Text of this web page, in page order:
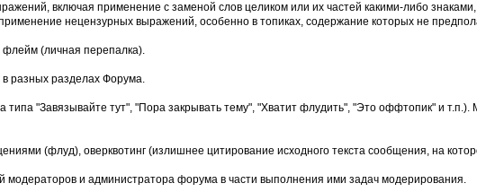
включая применение с заменой слов целиком или их частей какими-либо
нецензурных выражений, особенно в топиках, содержание которых не
(личная перепалка).
разных разделах Форума.
"Завязывайте тут", "Пора закрывать тему", "Хватит флудить", "Это оффтопик" и
(флуд), оверквотинг (излишнее цитирование исходного текста сообщения, на
модеpатоpов и администратора форума в части выполнения ими задач модерирования.